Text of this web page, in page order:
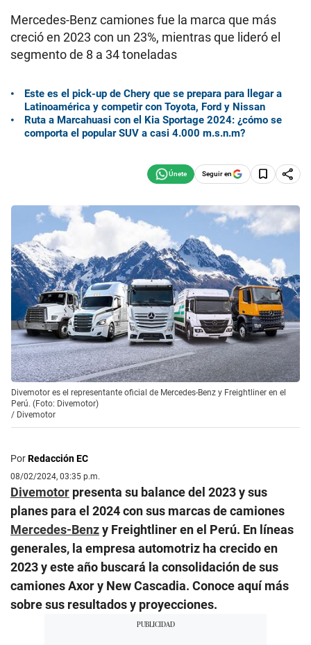
Mercedes-Benz camiones fue la marca que más
creció en 2023 con un 23%, mientras que lideró el
segmento de 8 a 34 toneladas
Este es el pick-up de Chery que se prepara para llegar a
Latinoamérica y competir con Toyota, Ford y Nissan
Ruta a Marcahuasi con el Kia Sportage 2024: ¿cómo se
comporta el popular SUV a casi 4.000 m.s.n.m?
Seguir en
Divemotor es el representante oficial de Mercedes-Benz y Freightliner en el
Perú. (Foto: Divemotor)
/ Divemotor
PorRedacción EC
08/02/2024, 03:35 p.m.
Divemotor presenta su balance del 2023 y sus
planes para el 2024 con sus marcas de camiones
Mercedes-Benzy Freightliner en el Perú. En líneas
generales, la empresa automotriz ha crecido en
2023 y este año buscará la consolidación de sus
camiones Axor y New Cascadia. Conoce aquí más
sobre sus resultados y proyecciones.